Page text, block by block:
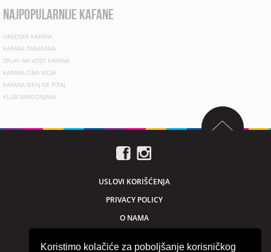
Koristimo kolačiće za poboljšanje korisničkog
najpopularnije kafane
GRADSKA KAFANA
KAFANA TARAPANA
SPLAV NA VODI KAFANA
KAFANA ONA MOJA
KAFANA SIPAJ NE PITAJ
KLUB NARODNJAKA
USLOVI KORIŠĆENJA
PRIVACY POLICY
O NAMA